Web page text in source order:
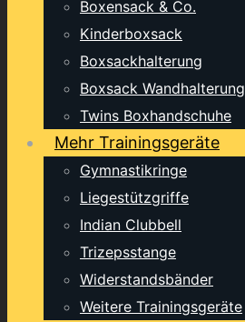
Boxensack & Co.
Kinderboxsack
Boxsackhalterung
Boxsack Wandhalterung
Twins Boxhandschuhe
Mehr Trainingsgeräte
Gymnastikringe
Liegestützgriffe
Indian Clubbell
Trizepsstange
Widerstandsbänder
Weitere Trainingsgeräte